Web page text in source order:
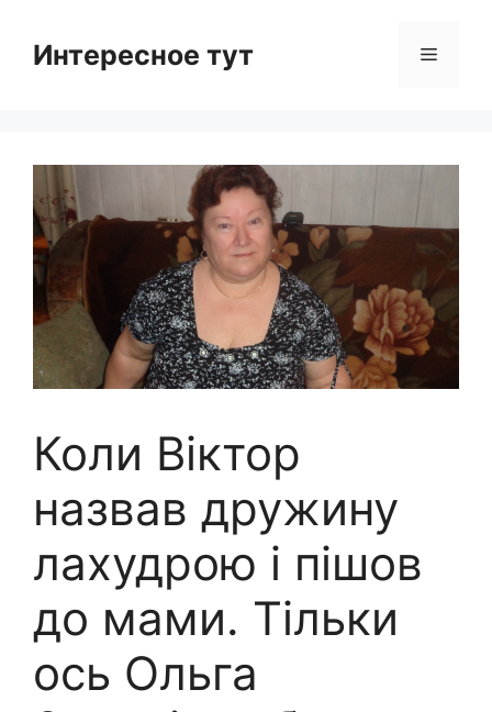
contentИнтересное тут Menu
Коли Віктор
назвав дружину
лахудрою і пішов
до мами. Тільки
ось Ольга